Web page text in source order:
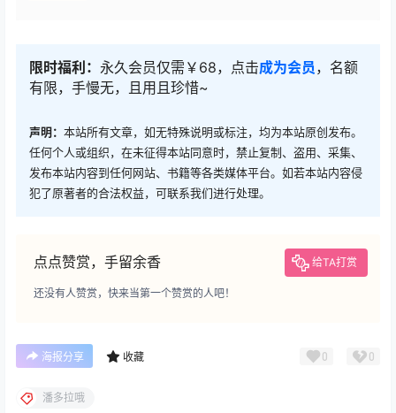
限时福利： 永久会员仅需￥68，点击成为会员，名额
有限，手慢无，且用且珍惜~
声明： 本站所有文章，如无特殊说明或标注，均为本站原创发布。
任何个人或组织，在未征得本站同意时，禁止复制、盗用、采集、
发布本站内容到任何网站、书籍等各类媒体平台。如若本站内容侵
犯了原著者的合法权益，可联系我们进行处理。
点点赞赏，手留余香 给TA打赏
还没有人赞赏，快来当第一个赞赏的人吧！
海报分享 收藏 0 0
潘多拉哦